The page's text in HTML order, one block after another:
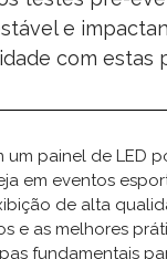
e
com estas
um painel de LED
em eventos
de alta
e as melhores
fundamentais